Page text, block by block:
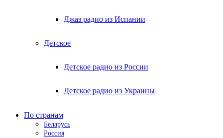
Джаз радио из Испании
Детское
Детское радио из России
Детское радио из Украины
По странам
Беларусь
Россия